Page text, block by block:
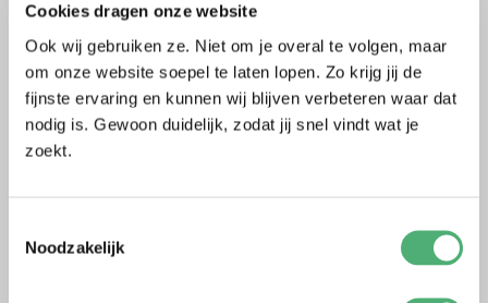
Cookies dragen onze website
Ook wij gebruiken ze. Niet om je overal te volgen, maar
om onze website soepel te laten lopen. Zo krijg jij de
fijnste ervaring en kunnen wij blijven verbeteren waar dat
nodig is. Gewoon duidelijk, zodat jij snel vindt wat je
zoekt.
Noodzakelijk
Los reposapiés incluidos proporcionan un buen apoyo para los
bebés más grandes, garantizando que se pueda mantener la
posición ergonómica M.